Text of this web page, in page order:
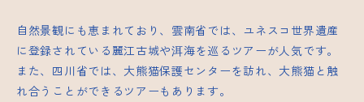
自然景観にも恵まれており、雲南省では、ユネスコ世界遺産
に登録されている麗江古城や洱海を巡るツアーが人気です。
また、四川省では、大熊猫保護センターを訪れ、大熊猫と触
れ合うことができるツアーもあります。